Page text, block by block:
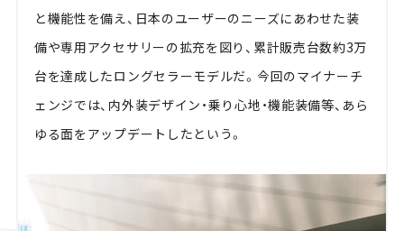
と機能性を備え、日本のユーザーのニーズにあわせた装
備や専用アクセサリーの拡充を図り、累計販売台数約3万
台を達成したロングセラーモデルだ。今回のマイナーチ
ェンジでは、内外装デザイン・乗り心地・機能装備等、あら
ゆる面をアップデートしたという。